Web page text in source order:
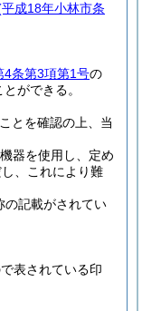
成18年小林市条
4条第3項第1号の
ができる。
とを確認の上、当
器を使用し、定め
、これにより難
の記載がされてい
表されている印